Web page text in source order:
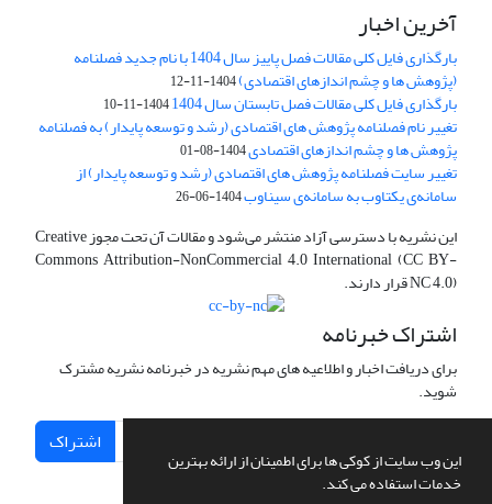
این وب سایت از کوکی ها برای اطمینان از ارائه بهترین
خدمات استفاده می کند.
آخرین اخبار
بارگذاری فایل کلی مقالات فصل پاییز سال 1404 با نام جدید فصلنامه
(پژوهش ها و چشم اندازهای اقتصادی)1404-11-12
بارگذاری فایل کلی مقالات فصل تابستان سال 1404 1404-11-10
تغییر نام فصلنامه پژوهش های اقتصادی (رشد و توسعه پایدار) به فصلنامه
پژوهش ها و چشم اندازهای اقتصادی1404-08-01
تغییر سایت فصلنامه پژوهش های اقتصادی (رشد و توسعه پایدار) از
سامانه‌ی یکتاوب به سامانه‌ی سیناوب1404-06-26
این نشریه با دسترسی آزاد منتشر می‌شود و مقالات آن تحت مجوز Creative
Commons Attribution-NonCommercial 4.0 International (CC BY-
NC 4.0) قرار دارند.
اشتراک خبرنامه
برای دریافت اخبار و اطلاعیه های مهم نشریه در خبرنامه نشریه مشترک
شوید.
اشتراک